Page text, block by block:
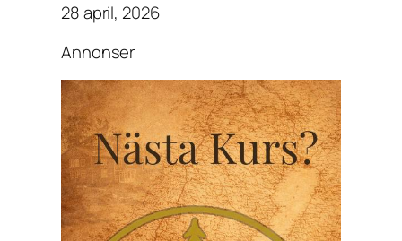
28 april, 2026
Annonser